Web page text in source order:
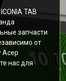
TAB
запчасти
от
Асер
нас для